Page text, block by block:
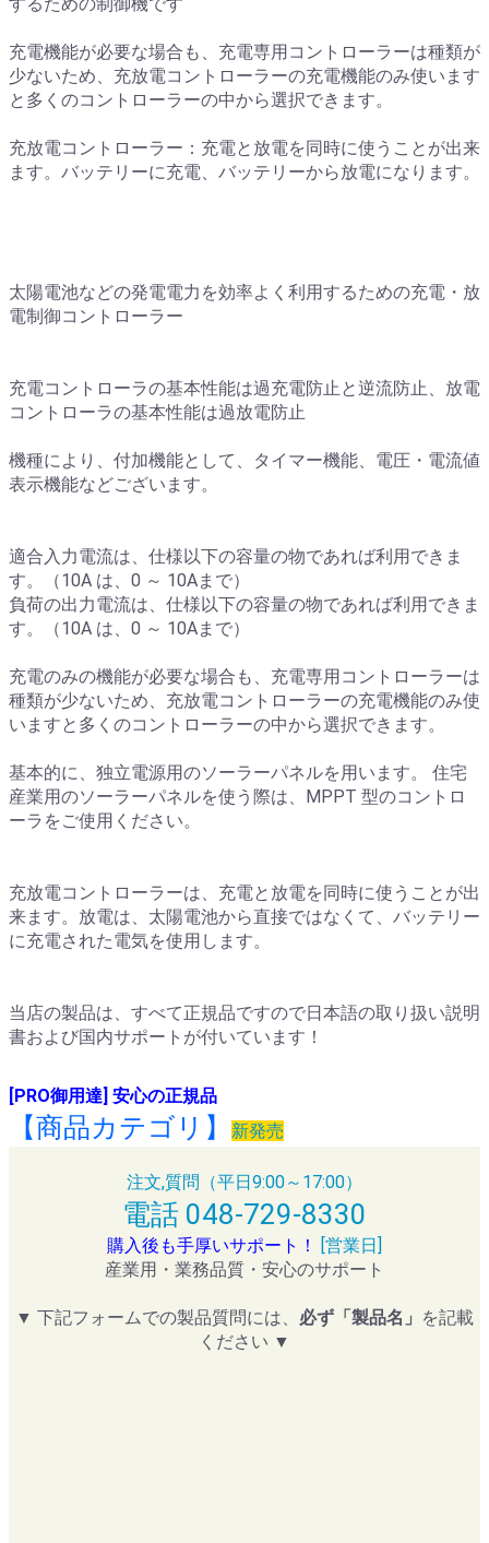
充電機能が必要な場合も、充電専用コントローラーは種類が
少ないため、充放電コントローラーの充電機能のみ使います
と多くのコントローラーの中から選択できます。
充放電コントローラー：充電と放電を同時に使うことが出来
ます。バッテリーに充電、バッテリーから放電になります。
太陽電池などの発電電力を効率よく利用するための充電・放
電制御コントローラー
充電コントローラの基本性能は過充電防止と逆流防止、放電
コントローラの基本性能は過放電防止
機種により、付加機能として、タイマー機能、電圧・電流値
表示機能などございます。
適合入力電流は、仕様以下の容量の物であれば利用できま
す。（10A は、0 ～ 10Aまで）
負荷の出力電流は、仕様以下の容量の物であれば利用できま
す。（10A は、0 ～ 10Aまで）
充電のみの機能が必要な場合も、充電専用コントローラーは
種類が少ないため、充放電コントローラーの充電機能のみ使
いますと多くのコントローラーの中から選択できます。
基本的に、独立電源用のソーラーパネルを用います。 住宅
産業用のソーラーパネルを使う際は、MPPT 型のコントロ
ーラをご使用ください。
充放電コントローラーは、充電と放電を同時に使うことが出
来ます。放電は、太陽電池から直接ではなくて、バッテリー
に充電された電気を使用します。
当店の製品は、すべて正規品ですので日本語の取り扱い説明
書および国内サポートが付いています！
[PRO御用達] 安心の正規品
【商品カテゴリ】 新発売
注文,質問（平日9:00～17:00）
電話 048-729-8330
購入後も手厚いサポート！
[営業日]
産業用・業務品質・安心のサポート
▼ 下記フォームでの製品質問には、 必ず「製品名」 を記載
ください ▼